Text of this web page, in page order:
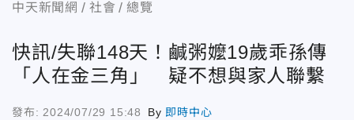
中天新聞網 社會 總覽
快訊/失聯148天！鹹粥嬤19歲乖孫傳
「人在金三角」 疑不想與家人聯繫
發布: 2024/07/29 15:48 By 即時中心